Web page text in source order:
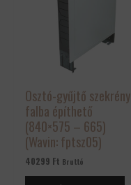
Osztó-gyűjtő szekrény
falba építhető
(840×575 – 665)
(Wavin: fptsz05)
40299 Ft Bruttó